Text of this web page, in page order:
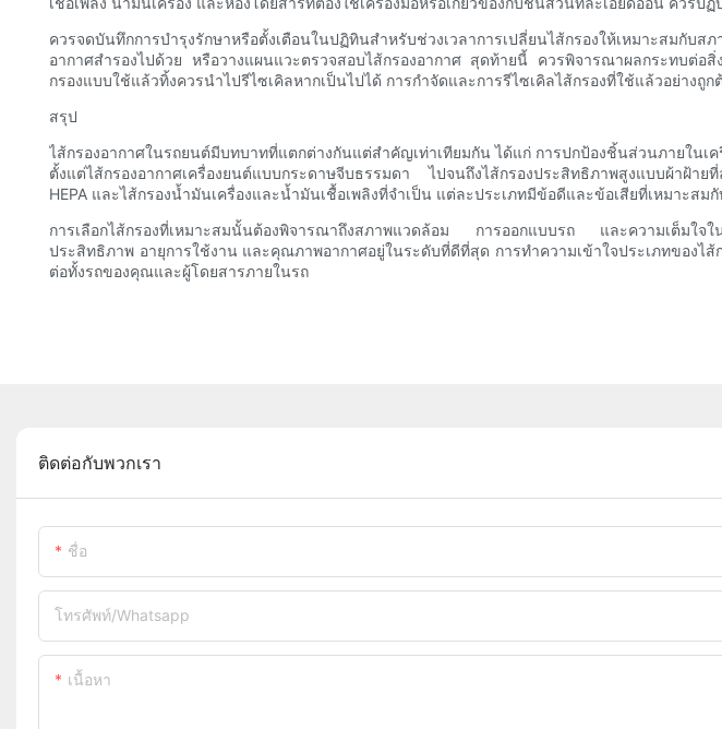
ควรจดบันทึกการบำรุงรักษาหรือตั้งเตือนในปฏิทินสำหรับช่วงเวลาการเปลี่ยนไส้กรองให้เหมาะสมกั
อากาศสำรองไปด้วย หรือวางแผนแวะตรวจสอบไส้กรองอากาศ สุดท้ายนี้ ควรพิจารณาผลกระทบ
กรองแบบใช้แล้วทิ้งควรนำไปรีไซเคิลหากเป็นไปได้ การกำจัดและการรีไซเคิลไส้กรองที่ใช้แล้วอย่างถู
สรุป
ไส้กรองอากาศในรถยนต์มีบทบาทที่แตกต่างกันแต่สำคัญเท่าเทียมกัน ได้แก่ การปกป้องชิ้นส่วนภายใน
ตั้งแต่ไส้กรองอากาศเครื่องยนต์แบบกระดาษจีบธรรมดา ไปจนถึงไส้กรองประสิทธิภาพสูงแบบผ้าฝ้
HEPA และไส้กรองน้ำมันเครื่องและน้ำมันเชื้อเพลิงที่จำเป็น แต่ละประเภทมีข้อดีและข้อเสียที่เหมาะ
การเลือกไส้กรองที่เหมาะสมนั้นต้องพิจารณาถึงสภาพแวดล้อม การออกแบบรถ และความเต็มใจใ
ประสิทธิภาพ อายุการใช้งาน และคุณภาพอากาศอยู่ในระดับที่ดีที่สุด การทำความเข้าใจประเภทของไ
ต่อทั้งรถของคุณและผู้โดยสารภายในรถ
ติดต่อกับพวกเรา
ชื่อ
โทรศัพท์/whatsapp
เนื้อหา